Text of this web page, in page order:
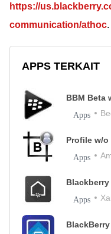
https://
communication/athoc.
APPS TERKAIT
BBM Beta
Apps
Profile w/
Apps
Apps